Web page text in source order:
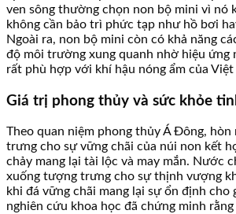
ven sông thường chọn non bộ mini vì nó
không cần bảo trì phức tạp như hồ bơi
Ngoài ra, non bộ mini còn có khả năng
độ môi trường xung quanh nhờ hiệu ứng
rất phù hợp với khí hậu nóng ẩm của Việt
Giá trị phong thủy và sức khỏe
Theo quan niệm phong thủy Á Đông,
trưng cho sự vững chãi của núi non kết
chảy mang lại tài lộc và may mắn. Nước
xuống tượng trưng cho sự thịnh vượng
khi đá vững chãi mang lại sự ổn định cho
nghiên cứu khoa học đã chứng minh